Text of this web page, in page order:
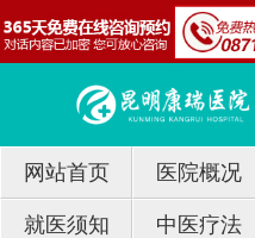
网站首页 医院概况
就医须知 中医疗法